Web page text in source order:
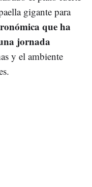
gigante para
que ha
jornada
y el ambiente